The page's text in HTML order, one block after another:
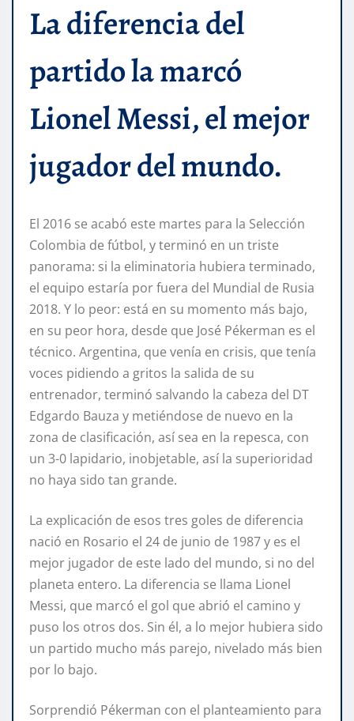
La diferencia del
partido la marcó
Lionel Messi, el mejor
jugador del mundo.
El 2016 se acabó este martes para la Selección
Colombia de fútbol, y terminó en un triste
panorama: si la eliminatoria hubiera terminado,
el equipo estaría por fuera del Mundial de Rusia
2018. Y lo peor: está en su momento más bajo,
en su peor hora, desde que José Pékerman es el
técnico. Argentina, que venía en crisis, que tenía
voces pidiendo a gritos la salida de su
entrenador, terminó salvando la cabeza del DT
Edgardo Bauza y metiéndose de nuevo en la
zona de clasificación, así sea en la repesca, con
un 3-0 lapidario, inobjetable, así la superioridad
no haya sido tan grande.
La explicación de esos tres goles de diferencia
nació en Rosario el 24 de junio de 1987 y es el
mejor jugador de este lado del mundo, si no del
planeta entero. La diferencia se llama Lionel
Messi, que marcó el gol que abrió el camino y
puso los otros dos. Sin él, a lo mejor hubiera sido
un partido mucho más parejo, nivelado más bien
por lo bajo.
Sorprendió Pékerman con el planteamiento para